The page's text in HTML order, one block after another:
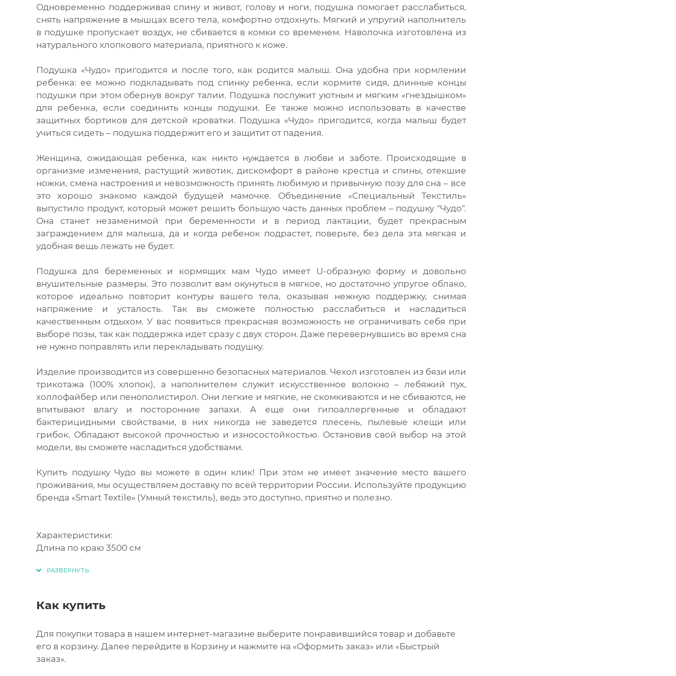
Одновременно поддерживая спину и живот, голову и ноги, подушка помогает расслабиться,
снять напряжение в мышцах всего тела, комфортно отдохнуть. Мягкий и упругий наполнитель
в подушке пропускает воздух, не сбивается в комки со временем. Наволочка изготовлена из
натурального хлопкового материала, приятного к коже.
Подушка «Чудо» пригодится и после того, как родится малыш. Она удобна при кормлении
ребенка: ее можно подкладывать под спинку ребенка, если кормите сидя, длинные концы
подушки при этом обернув вокруг талии. Подушка послужит уютным и мягким «гнездышком»
для ребенка, если соединить концы подушки. Ее также можно использовать в качестве
защитных бортиков для детской кроватки. Подушка «Чудо» пригодится, когда малыш будет
учиться сидеть – подушка поддержит его и защитит от падения.
Женщина, ожидающая ребенка, как никто нуждается в любви и заботе. Происходящие в
организме изменения, растущий животик, дискомфорт в районе крестца и спины, отекшие
ножки, смена настроения и невозможность принять любимую и привычную позу для сна – все
это хорошо знакомо каждой будущей мамочке. Объединение «Специальный Текстиль»
выпустило продукт, который может решить большую часть данных проблем – подушку "Чудо".
Она станет незаменимой при беременности и в период лактации, будет прекрасным
заграждением для малыша, да и когда ребенок подрастет, поверьте, без дела эта мягкая и
удобная вещь лежать не будет.
Подушка для беременных и кормящих мам Чудо имеет U-образную форму и довольно
внушительные размеры. Это позволит вам окунуться в мягкое, но достаточно упругое облако,
которое идеально повторит контуры вашего тела, оказывая нежную поддержку, снимая
напряжение и усталость. Так вы сможете полностью расслабиться и насладиться
качественным отдыхом. У вас появиться прекрасная возможность не ограничивать себя при
выборе позы, так как поддержка идет сразу с двух сторон. Даже перевернувшись во время сна
не нужно поправлять или перекладывать подушку.
Изделие производится из совершенно безопасных материалов. Чехол изготовлен из бязи или
трикотажа (100% хлопок), а наполнителем служит искусственное волокно – лебяжий пух,
холлофайбер или пенополистирол. Они легкие и мягкие, не скомкиваются и не сбиваются, не
впитывают влагу и посторонние запахи. А еще они гипоаллергенные и обладают
бактерицидными свойствами, в них никогда не заведется плесень, пылевые клещи или
грибок. Обладают высокой прочностью и износостойкостью. Остановив свой выбор на этой
модели, вы сможете насладиться удобствами.
Купить подушку Чудо вы можете в один клик! При этом не имеет значение место вашего
проживания, мы осуществляем доставку по всей территории России. Используйте продукцию
бренда «Smart Textile» (Умный текстиль), ведь это доступно, приятно и полезно.
Характеристики:
Длина по краю 3500 см
Как купить
Для покупки товара в нашем интернет-магазине выберите понравившийся товар и добавьте
его в корзину. Далее перейдите в Корзину и нажмите на «Оформить заказ» или «Быстрый
заказ».